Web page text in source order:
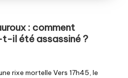
: comment
il été assassiné ?
rixe mortelle Vers 17h45, le